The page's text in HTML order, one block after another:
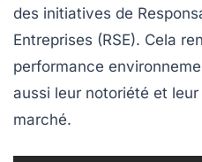
des initiatives de
Entreprises (RSE). Cela
performance
aussi leur notoriété et
marché.